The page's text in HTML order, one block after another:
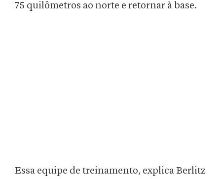
75 quilômetros ao norte e retornar à base.
Essa equipe de treinamento, explica Berlitz